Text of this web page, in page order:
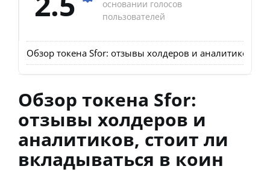
основании голосов
пользователей
Обзор токена Sfor: отзывы холдеров и аналитиков,
Обзор токена Sfor:
отзывы холдеров и
аналитиков, стоит ли
вкладываться в коин